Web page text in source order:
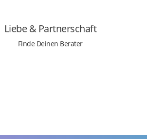
Liebe & Partnerschaft
Finde Deinen Berater
Eifersucht
Liebeskummer